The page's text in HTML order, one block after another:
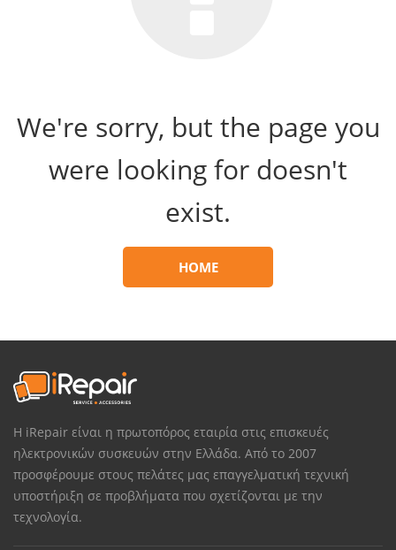
We're sorry, but the page you
were looking for doesn't
exist.
HOME
Η iRepair είναι η πρωτοπόρος εταιρία στις επισκευές
ηλεκτρονικών συσκευών στην Ελλάδα. Από το 2007
προσφέρουμε στους πελάτες μας επαγγελματική τεχνική
υποστήριξη σε προβλήματα που σχετίζονται με την
τεχνολογία.